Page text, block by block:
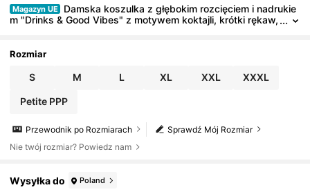
Magazyn UE
Damska koszulka z głębokim rozcięciem i nadrukie
m "Drinks & Good Vibes" z motywem koktajli, krótki rękaw,
Rozmiar
S M L XL XXL XXXL
Petite PPP
Sprawdź Mój Rozmiar
Przewodnik po Rozmiarach
Nie twój rozmiar? Powiedz nam
Wysyłka do Poland